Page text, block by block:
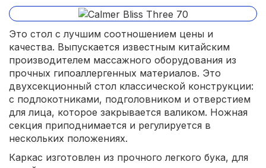
Это стол с лучшим соотношением цены и
качества. Выпускается известным китайским
производителем массажного оборудования из
прочных гипоаллергенных материалов. Это
двухсекционный стол классической конструкции:
с подлокотниками, подголовником и отверстием
для лица, которое закрывается валиком. Ножная
секция приподнимается и регулируется в
нескольких положениях.
Каркас изготовлен из прочного легкого бука, для